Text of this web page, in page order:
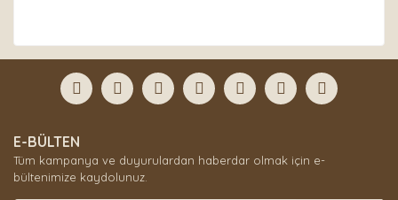
E-BÜLTEN
Tüm kampanya ve duyurulardan haberdar olmak için e-
bültenimize kaydolunuz.